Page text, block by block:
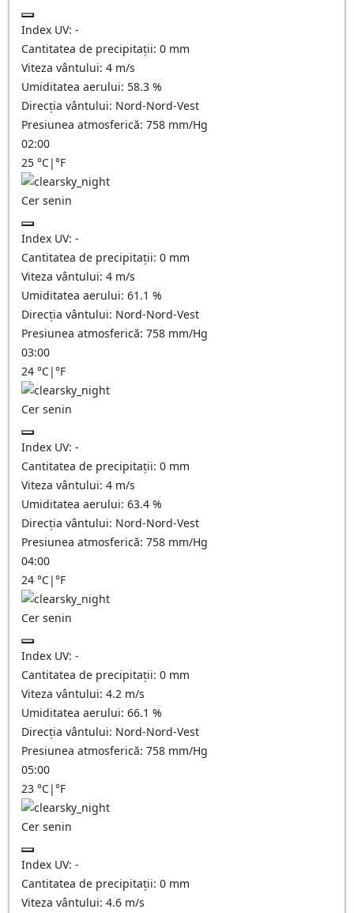
Index UV: -
Cantitatea de precipitații: 0 mm
Viteza vântului: 4 m/s
Umiditatea aerului: 58.3 %
Direcția vântului: Nord-Nord-Vest
Presiunea atmosferică: 758 mm/Hg
02:00
25 °C|°F
Cer senin
Index UV: -
Cantitatea de precipitații: 0 mm
Viteza vântului: 4 m/s
Umiditatea aerului: 61.1 %
Direcția vântului: Nord-Nord-Vest
Presiunea atmosferică: 758 mm/Hg
03:00
24 °C|°F
Cer senin
Index UV: -
Cantitatea de precipitații: 0 mm
Viteza vântului: 4 m/s
Umiditatea aerului: 63.4 %
Direcția vântului: Nord-Nord-Vest
Presiunea atmosferică: 758 mm/Hg
04:00
24 °C|°F
Cer senin
Index UV: -
Cantitatea de precipitații: 0 mm
Viteza vântului: 4.2 m/s
Umiditatea aerului: 66.1 %
Direcția vântului: Nord-Nord-Vest
Presiunea atmosferică: 758 mm/Hg
05:00
23 °C|°F
Cer senin
Index UV: -
Cantitatea de precipitații: 0 mm
Viteza vântului: 4.6 m/s